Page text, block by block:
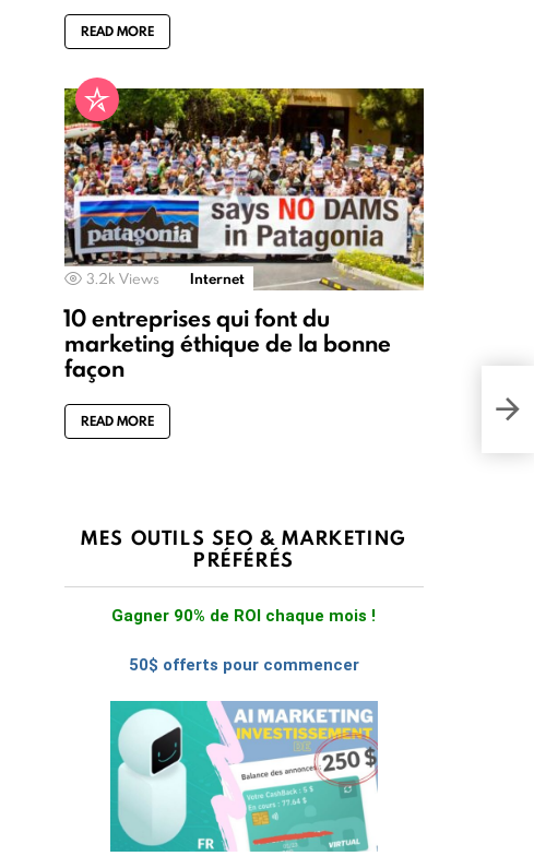
READ MORE
3.2k Views Internet
10 entreprises qui font du
marketing éthique de la bonne
façon
READ MORE
MES OUTILS SEO & MARKETING
PRÉFÉRÉS
Gagner 90% de ROI chaque mois !
50$ offerts pour commencer